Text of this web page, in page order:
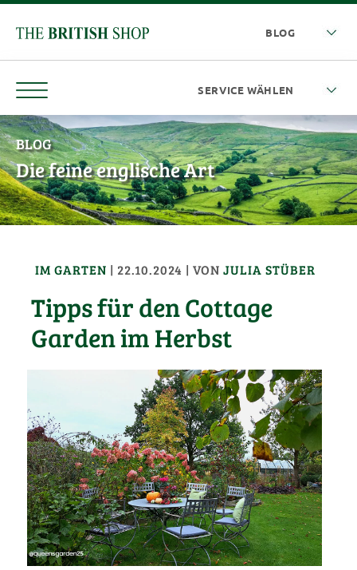
BLOG
Die feine englische Art
IM GARTEN | 22.10.2024 | VONJULIA STÜBER
Tipps für den Cottage
Garden im Herbst